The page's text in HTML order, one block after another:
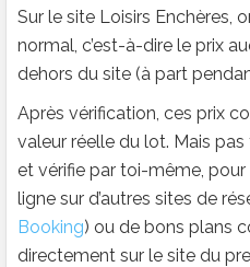
Sur le site Loisirs Enchères,
normal, c’est-à-dire le prix
dehors du site (à part
Après vérification, ces prix
valeur réelle du lot. Mais
et vérifie par toi-même, pour
ligne sur d’autres sites de
Booking) ou de bons plans
directement sur le site du